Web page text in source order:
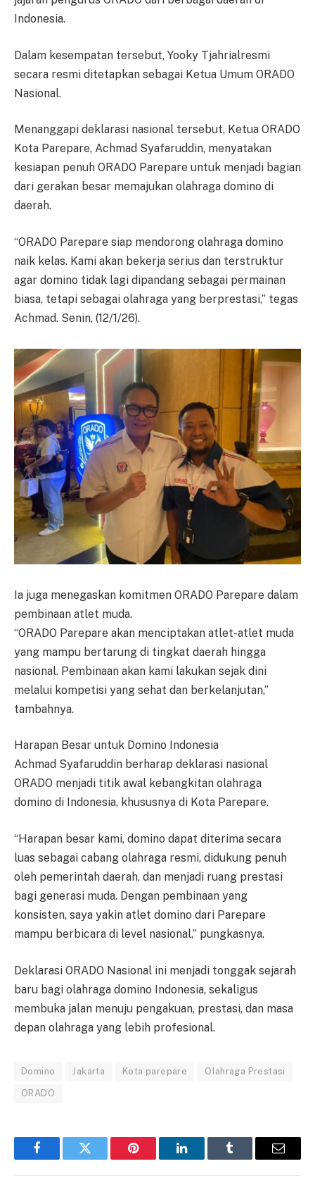
Indonesia.
Dalam kesempatan tersebut, Yooky Tjahrialresmi
secara resmi ditetapkan sebagai Ketua Umum ORADO
Nasional.
Menanggapi deklarasi nasional tersebut, Ketua ORADO
Kota Parepare, Achmad Syafaruddin, menyatakan
kesiapan penuh ORADO Parepare untuk menjadi bagian
dari gerakan besar memajukan olahraga domino di
daerah.
“ORADO Parepare siap mendorong olahraga domino
naik kelas. Kami akan bekerja serius dan terstruktur
agar domino tidak lagi dipandang sebagai permainan
biasa, tetapi sebagai olahraga yang berprestasi,” tegas
Achmad. Senin, (12/1/26).
Ia juga menegaskan komitmen ORADO Parepare dalam
pembinaan atlet muda.
“ORADO Parepare akan menciptakan atlet-atlet muda
yang mampu bertarung di tingkat daerah hingga
nasional. Pembinaan akan kami lakukan sejak dini
melalui kompetisi yang sehat dan berkelanjutan,”
tambahnya.
Harapan Besar untuk Domino Indonesia
Achmad Syafaruddin berharap deklarasi nasional
ORADO menjadi titik awal kebangkitan olahraga
domino di Indonesia, khususnya di Kota Parepare.
“Harapan besar kami, domino dapat diterima secara
luas sebagai cabang olahraga resmi, didukung penuh
oleh pemerintah daerah, dan menjadi ruang prestasi
bagi generasi muda. Dengan pembinaan yang
konsisten, saya yakin atlet domino dari Parepare
mampu berbicara di level nasional,” pungkasnya.
Deklarasi ORADO Nasional ini menjadi tonggak sejarah
baru bagi olahraga domino Indonesia, sekaligus
membuka jalan menuju pengakuan, prestasi, dan masa
depan olahraga yang lebih profesional.
Domino Jakarta Kota parepare Olahraga Prestasi
ORADO
FacebookTwitter Pinterest LinkedInTumblr Email